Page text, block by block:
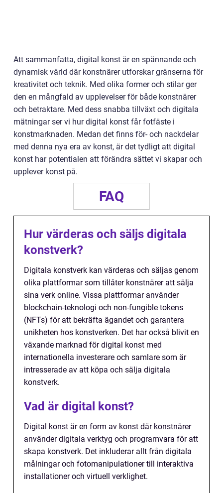
Att sammanfatta, digital konst är en spännande och
dynamisk värld där konstnärer utforskar gränserna för
kreativitet och teknik. Med olika former och stilar ger
den en mångfald av upplevelser för både konstnärer
och betraktare. Med dess snabba tillväxt och digitala
mätningar ser vi hur digital konst får fotfäste i
konstmarknaden. Medan det finns för- och nackdelar
med denna nya era av konst, är det tydligt att digital
konst har potentialen att förändra sättet vi skapar och
upplever konst på.
FAQ
Hur värderas och säljs digitala
konstverk?
Digitala konstverk kan värderas och säljas genom
olika plattformar som tillåter konstnärer att sälja
sina verk online. Vissa plattformar använder
blockchain-teknologi och non-fungible tokens
(NFTs) för att bekräfta ägandet och garantera
unikheten hos konstverken. Det har också blivit en
växande marknad för digital konst med
internationella investerare och samlare som är
intresserade av att köpa och sälja digitala
konstverk.
Vad är digital konst?
Digital konst är en form av konst där konstnärer
använder digitala verktyg och programvara för att
skapa konstverk. Det inkluderar allt från digitala
målningar och fotomanipulationer till interaktiva
installationer och virtuell verklighet.